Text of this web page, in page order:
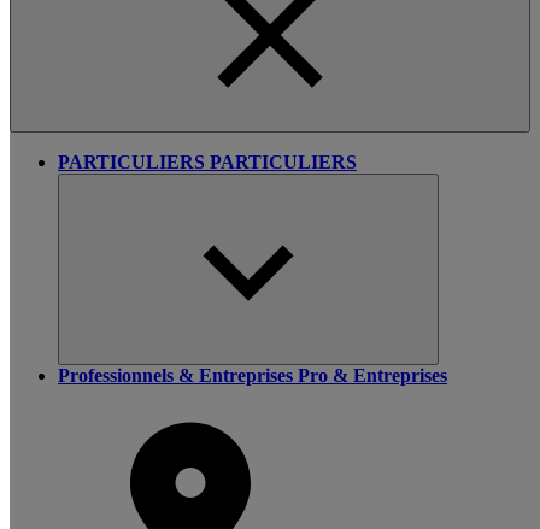
PARTICULIERS PARTICULIERS
Professionnels & Entreprises Pro & Entreprises